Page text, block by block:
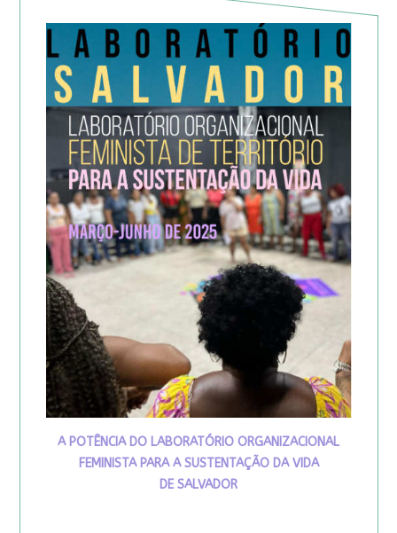
A POTÊNCIA DO LABORATÓRIO ORGANIZACIONAL
FEMINISTA PARA A SUSTENTAÇÃO DA VIDA
DE SALVADOR